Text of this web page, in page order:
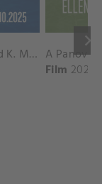
keyboard_arrow_right
A. Krunic and A. Danilina vs. P. Hon and K. Muchova Match Highlights - BEIJING_Capital Group Diamond ( October 02, 2025)
Film 2026